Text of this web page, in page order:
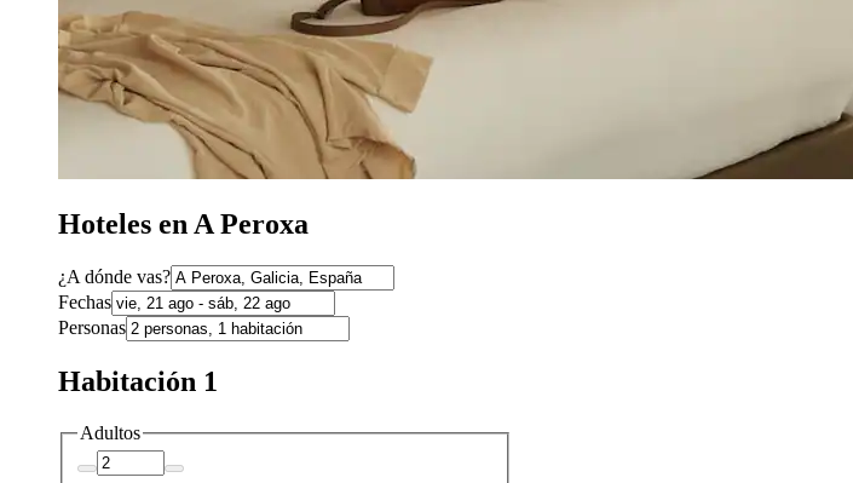
Hoteles en A Peroxa
¿A dónde vas?
Fechas
Personas
Habitación 1
Adultos